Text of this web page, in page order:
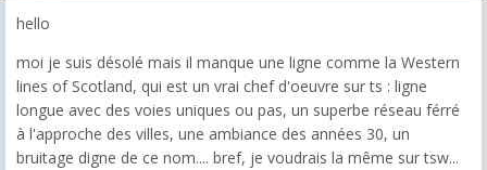
hello
moi je suis désolé mais il manque une ligne comme la Western
lines of Scotland, qui est un vrai chef d'oeuvre sur ts : ligne
longue avec des voies uniques ou pas, un superbe réseau férré
à l'approche des villes, une ambiance des années 30, un
bruitage digne de ce nom.... bref, je voudrais la même sur tsw...